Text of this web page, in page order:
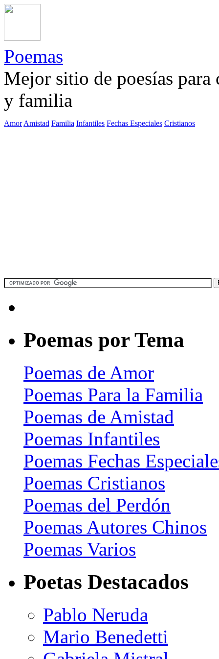
Poemas
Mejor sitio de poesías
y familia
Amor Amistad Familia Infantiles Fechas Especiales Cristianos
Poemas por Tema
Poemas de Amor
Poemas Para la Familia
Poemas de Amistad
Poemas Infantiles
Poemas Fechas
Poemas Cristianos
Poemas del Perdón
Poemas Autores Chinos
Poemas Varios
Poetas Destacados
Pablo Neruda
Mario Benedetti